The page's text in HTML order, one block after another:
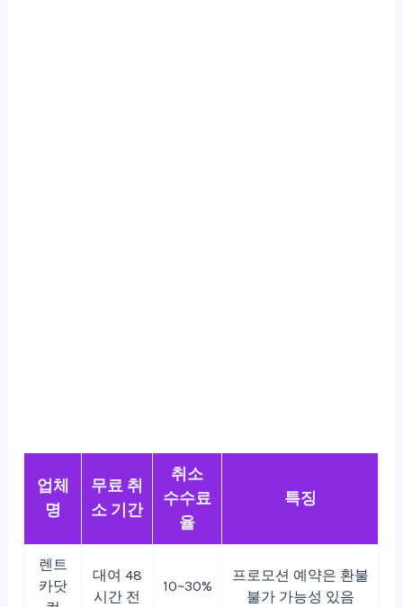
업체
명
무료 취
소 기간
취소
수수료
율
특징
렌트
카닷
대여 48
시간 전
10~30%
프로모션 예약은 환불
불가 가능성 있음